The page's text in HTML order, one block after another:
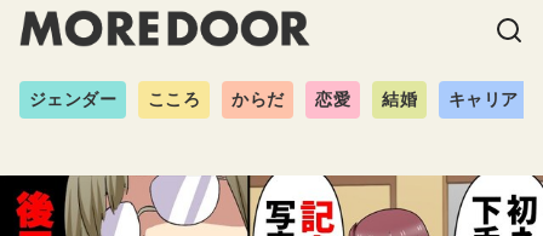
ジェンダー こころ からだ 恋愛 結婚 キャリア